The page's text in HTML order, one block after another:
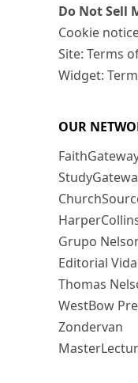
Do Not Sell
Cookie
Site: Terms
Widget:
OUR
Grupo
Editorial Vida
Thomas
WestBow
Zondervan